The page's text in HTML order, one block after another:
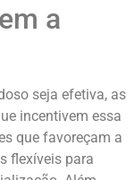
a
seja efetiva, as
incentivem essa
que favoreçam a
flexíveis para